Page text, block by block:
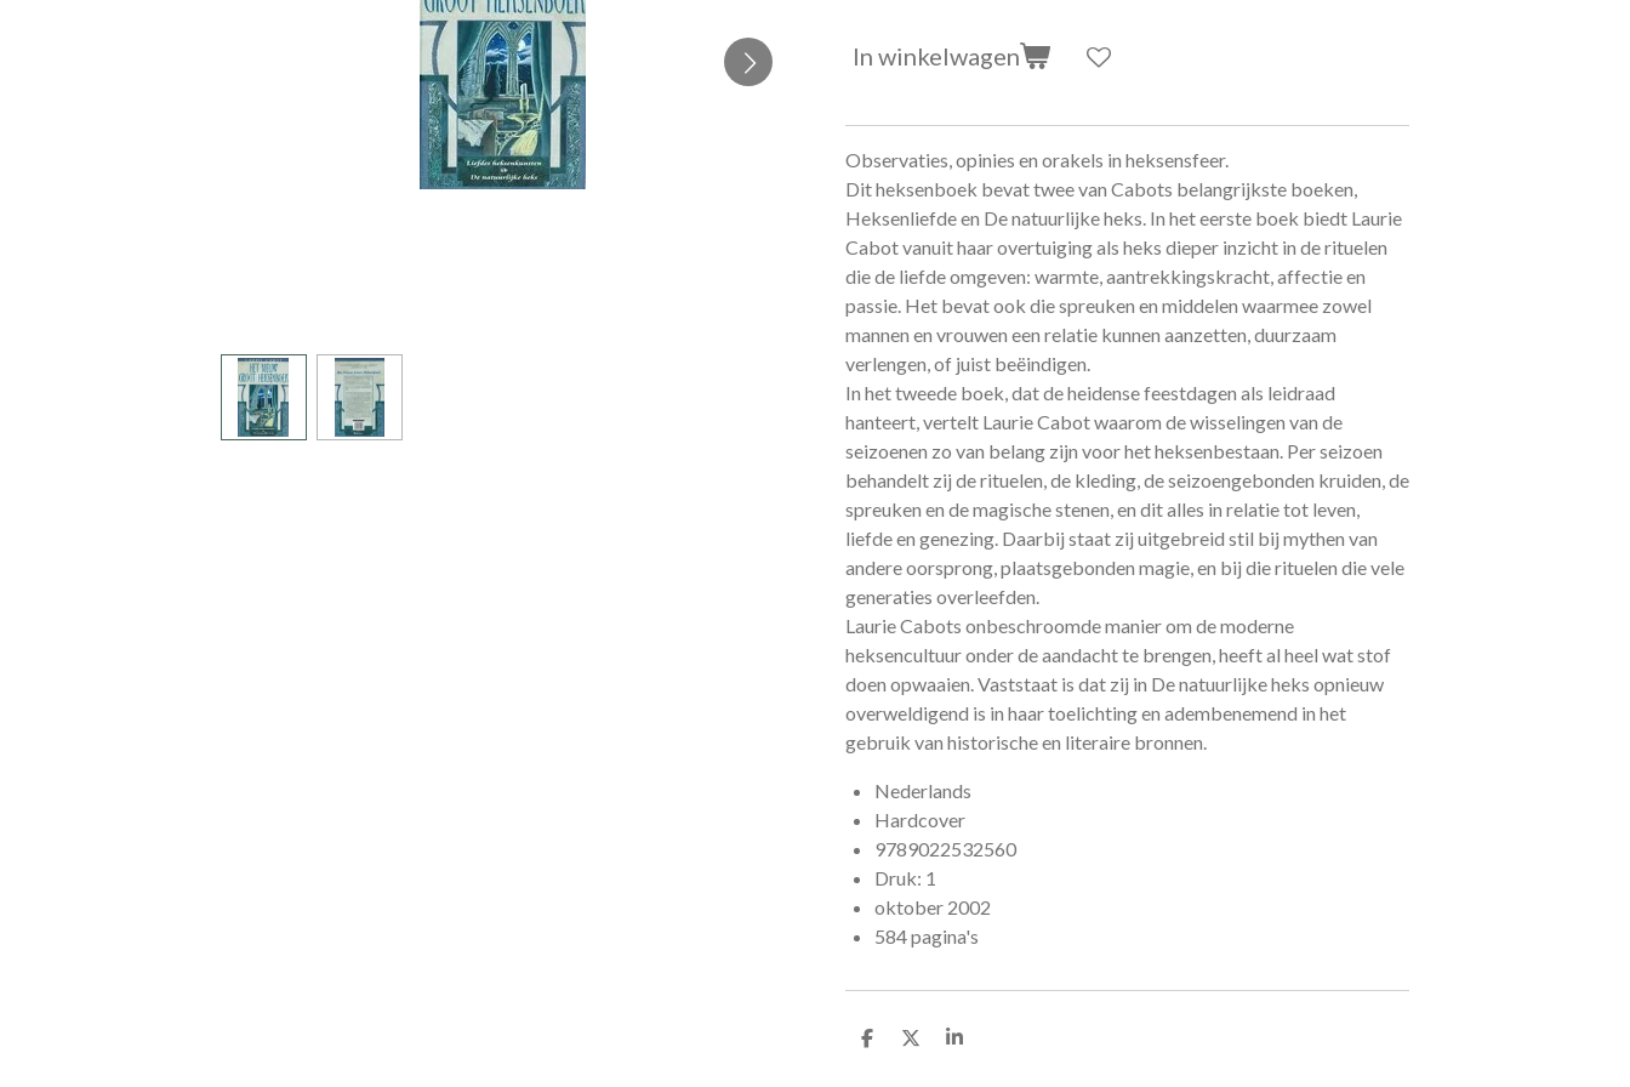
In winkelwagen
Observaties, opinies en orakels in heksensfeer.
Dit heksenboek bevat twee van Cabots belangrijkste boeken,
Heksenliefde en De natuurlijke heks. In het eerste boek biedt Laurie
Cabot vanuit haar overtuiging als heks dieper inzicht in de rituelen
die de liefde omgeven: warmte, aantrekkingskracht, affectie en
passie. Het bevat ook die spreuken en middelen waarmee zowel
mannen en vrouwen een relatie kunnen aanzetten, duurzaam
verlengen, of juist beëindigen.
In het tweede boek, dat de heidense feestdagen als leidraad
hanteert, vertelt Laurie Cabot waarom de wisselingen van de
seizoenen zo van belang zijn voor het heksenbestaan. Per seizoen
behandelt zij de rituelen, de kleding, de seizoengebonden kruiden, de
spreuken en de magische stenen, en dit alles in relatie tot leven,
liefde en genezing. Daarbij staat zij uitgebreid stil bij mythen van
andere oorsprong, plaatsgebonden magie, en bij die rituelen die vele
generaties overleefden.
Laurie Cabots onbeschroomde manier om de moderne
heksencultuur onder de aandacht te brengen, heeft al heel wat stof
doen opwaaien. Vaststaat is dat zij in De natuurlijke heks opnieuw
overweldigend is in haar toelichting en adembenemend in het
gebruik van historische en literaire bronnen.
Nederlands
Hardcover
9789022532560
Druk: 1
oktober 2002
584 pagina's
D
D
S